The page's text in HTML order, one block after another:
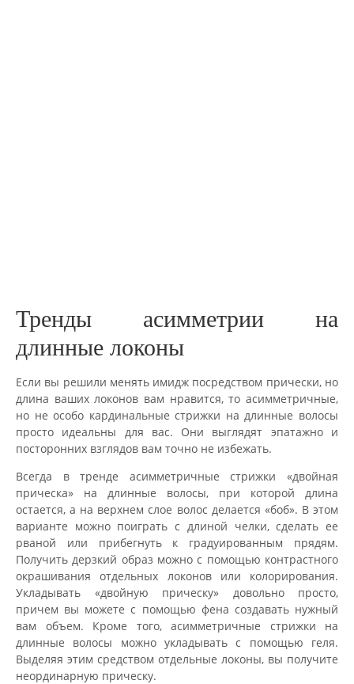
Тренды асимметрии на
длинные локоны
Если вы решили менять имидж посредством прически, но
длина ваших локонов вам нравится, то асимметричные,
но не особо кардинальные стрижки на длинные волосы
просто идеальны для вас. Они выглядят эпатажно и
посторонних взглядов вам точно не избежать.
Всегда в тренде асимметричные стрижки «двойная
прическа» на длинные волосы, при которой длина
остается, а на верхнем слое волос делается «боб». В этом
варианте можно поиграть с длиной челки, сделать ее
рваной или прибегнуть к градуированным прядям.
Получить дерзкий образ можно с помощью контрастного
окрашивания отдельных локонов или колорирования.
Укладывать «двойную прическу» довольно просто,
причем вы можете с помощью фена создавать нужный
вам объем. Кроме того, асимметричные стрижки на
длинные волосы можно укладывать с помощью геля.
Выделяя этим средством отдельные локоны, вы получите
неординарную прическу.